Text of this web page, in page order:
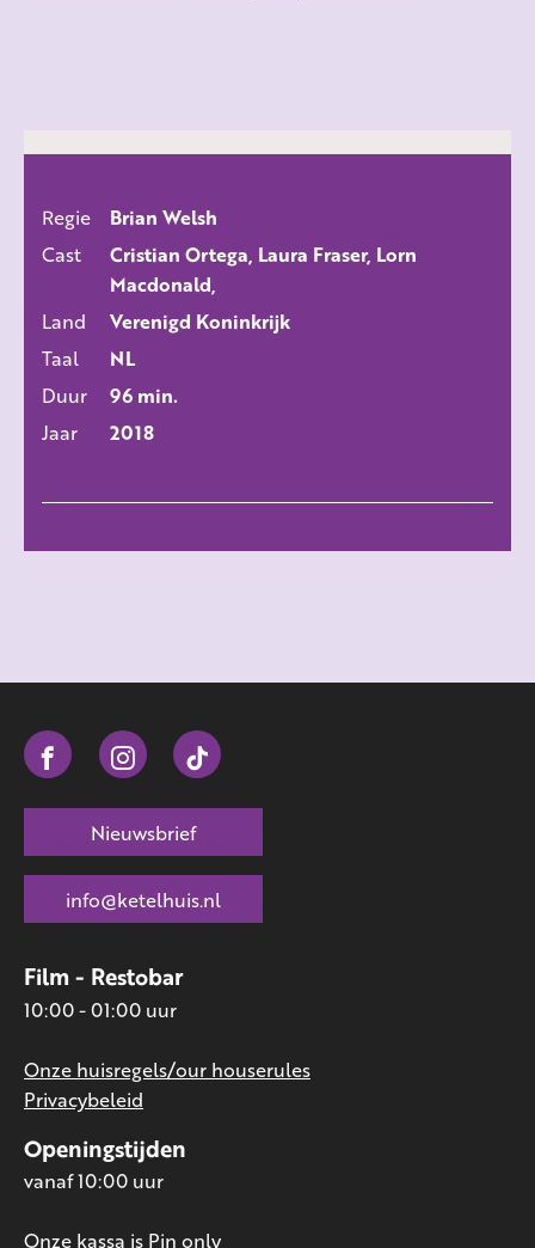
Regie
Brian Welsh
Cast
Cristian Ortega, Laura Fraser, Lorn
Macdonald,
Land
Verenigd Koninkrijk
Taal
NL
Duur
96 min.
Jaar
2018
Openingstijden
vanaf 10:00 uur
Onze kassa is Pin only
Film - Restobar
10:00 - 01:00 uur
Onze huisregels/our houserules
Privacybeleid
Nieuwsbrief
info@ketelhuis.nl